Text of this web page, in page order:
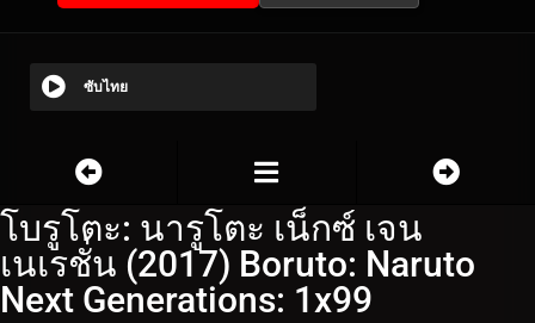
ซับไทย
โบรูโตะ: นารูโตะ เน็กซ์ เจน
เนเรชั่น (2017) Boruto: Naruto
Next Generations: 1x99